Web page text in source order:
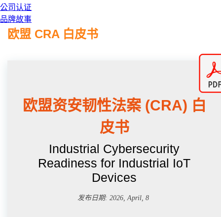
公司认证
品牌故事
欧盟 CRA 白皮书
欧盟资安韧性法案 (CRA) 白
皮书
Industrial Cybersecurity
Readiness for Industrial IoT
Devices
发布日期: 2026, April, 8